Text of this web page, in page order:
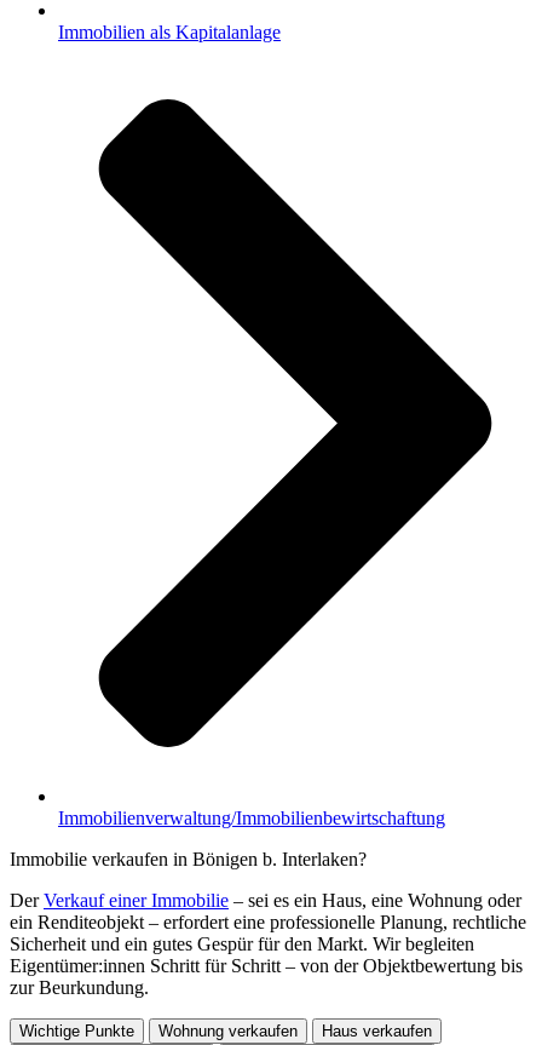
Immobilien als Kapitalanlage
Immobilienverwaltung/Immobilienbewirtschaftung
Immobilie verkaufen in Bönigen b. Interlaken?
DerVerkauf einer Immobilie – sei es ein Haus, eine Wohnung oder
ein Renditeobjekt – erfordert eine professionelle Planung, rechtliche
Sicherheit und ein gutes Gespür für den Markt. Wir begleiten
Eigentümer:innen Schritt für Schritt – von der Objektbewertung bis
zur Beurkundung.
Wichtige Punkte Wohnung verkaufen
Haus verkaufen